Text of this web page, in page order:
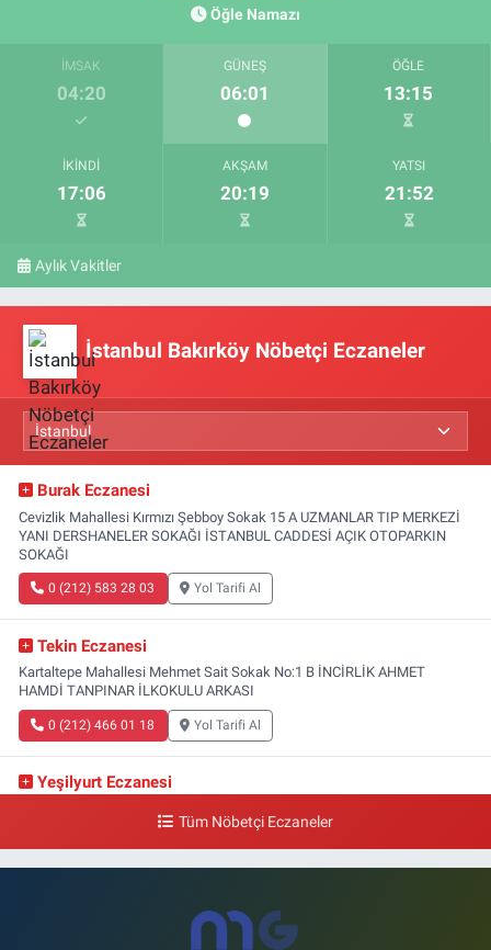
Öğle Namazı
İMSAK
04:20
GÜNEŞ
06:01
ÖĞLE
13:15
İKINDI
17:06
AKŞAM
20:19
YATSI
21:52
Aylık Vakitler
İstanbul Bakırköy Nöbetçi Eczaneler
Burak Eczanesi
Cevizlik Mahallesi Kırmızı Şebboy Sokak 15 A UZMANLAR TIP MERKEZİ
YANI DERSHANELER SOKAĞI İSTANBUL CADDESİ AÇIK OTOPARKIN
SOKAĞI
0 (212) 583 28 03 Yol Tarifi Al
Tekin Eczanesi
Kartaltepe Mahallesi Mehmet Sait Sokak No:1 B İNCİRLİK AHMET
HAMDİ TANPINAR İLKOKULU ARKASI
0 (212) 466 01 18 Yol Tarifi Al
Yeşilyurt Eczanesi
Şenlikköy Mahallesi Eski Halkalı Caddesi 33 Akvaryum Yanı Akua Florya
Tüm Nöbetçi Eczaneler